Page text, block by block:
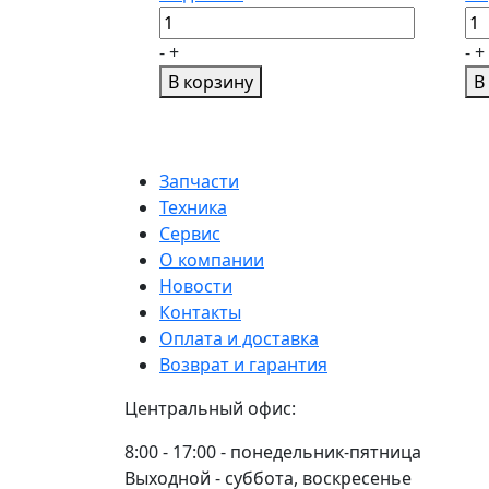
Количество
товара
РВД
D12
BSP
1/2
-
NPTF
1/2
ш-
ш
L500
SEMPERIT
-+
В корзину
-+
В
Запчасти
Техника
Сервис
О компании
Новости
Контакты
Оплата и доставка
Возврат и гарантия
Центральный офис:
8:00 - 17:00 - понедельник-пятница
Выходной - суббота, воскресенье